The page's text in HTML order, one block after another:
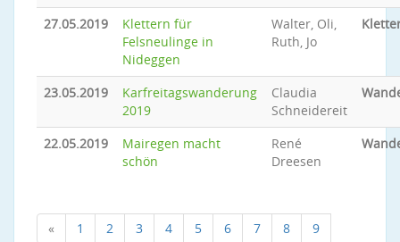
27.05.2019
Klettern für
Felsneulinge in
Nideggen
Walter, Oli,
Ruth, Jo
23.05.2019
Karfreitagswanderung
2019
Claudia
Schneidereit
22.05.2019
Mairegen macht
schön
René
Dreesen
« 1 2 3 4 5 6 7 8 9